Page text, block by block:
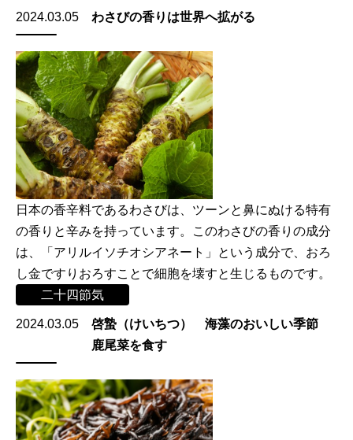
2024.03.05 わさびの香りは世界へ拡がる
日本の香辛料であるわさびは、ツーンと鼻にぬける特有
の香りと辛みを持っています。このわさびの香りの成分
は、「アリルイソチオシアネート」という成分で、おろ
し金ですりおろすことで細胞を壊すと生じるものです。
二十四節気
2024.03.05
啓蟄（けいちつ） 海藻のおいしい季節
鹿尾菜を食す